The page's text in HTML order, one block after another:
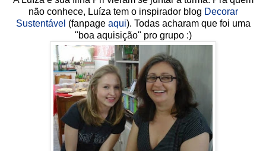
não conhece, Luíza tem o inspirador blog Decorar
Sustentável (fanpage aqui). Todas acharam que foi uma
"boa aquisição" pro grupo :)